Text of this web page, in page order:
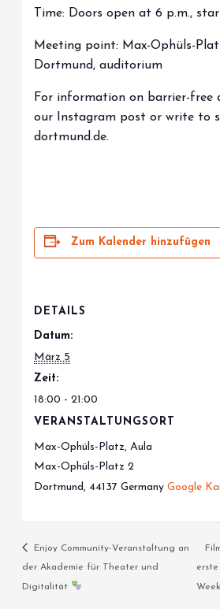
Time: Doors open at 6 p.m.,
Meeting point: Max-Ophüls-
Dortmund, auditorium
For information on barrier-free
our Instagram post or write to
dortmund.de.
Zum Kalender hinzufügen
DETAILS
Datum:
März 5
Zeit:
18:00 - 21:00
VERANSTALTUNGSORT
Max-Ophüls-Platz, Aula
Max-Ophüls-Platz 2
Dortmund , 44137 Germany Google
Enjoy Community-Veranstaltung an
der Akademie für Theater und
Digitalität
erste
Week